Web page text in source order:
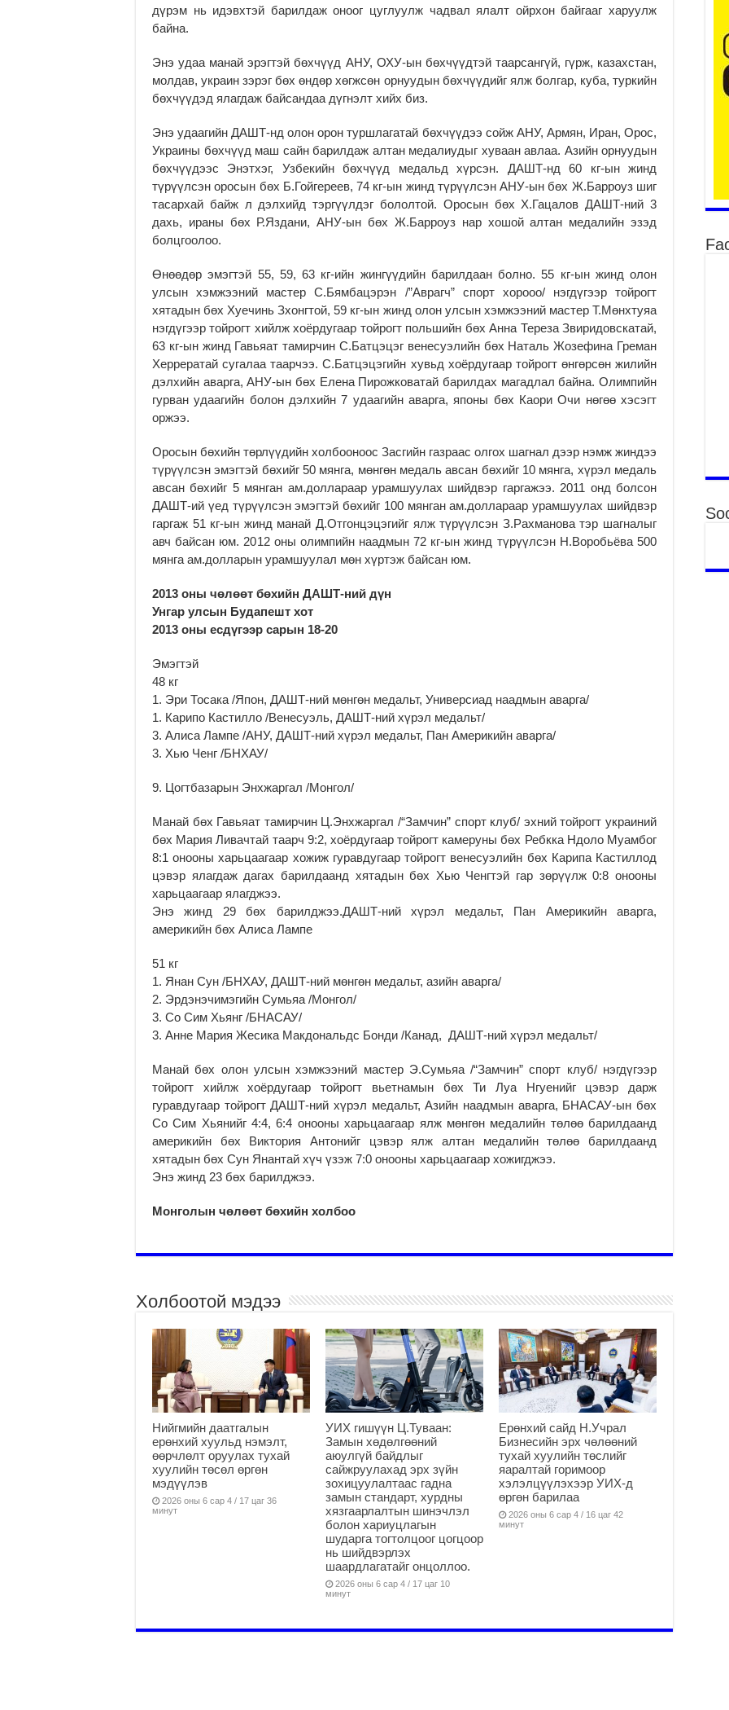
дүрэм нь идэвхтэй барилдаж оноог цуглуулж чадвал ялалт ойрхон байгааг харуулж
байна.
Энэ удаа манай эрэгтэй бөхчүүд АНУ, ОХУ-ын бөхчүүдтэй таарсангүй, гүрж, казахстан,
молдав, украин зэрэг бөх өндөр хөгжсөн орнуудын бөхчүүдийг ялж болгар, куба, туркийн
бөхчүүдэд ялагдаж байсандаа дүгнэлт хийх биз.
Энэ удаагийн ДАШТ-нд олон орон туршлагатай бөхчүүдээ сойж АНУ, Армян, Иран, Орос,
Украины бөхчүүд маш сайн барилдаж алтан медалиудыг хуваан авлаа. Азийн орнуудын
бөхчүүдээс Энэтхэг, Узбекийн бөхчүүд медальд хүрсэн. ДАШТ-нд 60 кг-ын жинд
түрүүлсэн оросын бөх Б.Гойгереев, 74 кг-ын жинд түрүүлсэн АНУ-ын бөх Ж.Барроуз шиг
тасархай байж л дэлхийд тэргүүлдэг бололтой. Оросын бөх Х.Гацалов ДАШТ-ний 3
дахь, ираны бөх Р.Яздани, АНУ-ын бөх Ж.Барроуз нар хошой алтан медалийн эзэд
болцгоолоо.
Өнөөдөр эмэгтэй 55, 59, 63 кг-ийн жингүүдийн барилдаан болно. 55 кг-ын жинд олон
улсын хэмжээний мастер С.Бямбацэрэн /”Аврагч” спорт хорооо/ нэгдүгээр тойрогт
хятадын бөх Хуечинь Зхонгтой, 59 кг-ын жинд олон улсын хэмжээний мастер Т.Мөнхтуяа
нэгдүгээр тойрогт хийлж хоёрдугаар тойрогт польшийн бөх Анна Тереза Звиридовскатай,
63 кг-ын жинд Гавьяат тамирчин С.Батцэцэг венесуэлийн бөх Наталь Жозефина Греман
Херрератай сугалаа таарчээ. С.Батцэцэгийн хувьд хоёрдугаар тойрогт өнгөрсөн жилийн
дэлхийн аварга, АНУ-ын бөх Елена Пирожковатай барилдах магадлал байна. Олимпийн
гурван удаагийн болон дэлхийн 7 удаагийн аварга, японы бөх Каори Очи нөгөө хэсэгт
оржээ.
Оросын бөхийн төрлүүдийн холбооноос Засгийн газраас олгох шагнал дээр нэмж жиндээ
түрүүлсэн эмэгтэй бөхийг 50 мянга, мөнгөн медаль авсан бөхийг 10 мянга, хүрэл медаль
авсан бөхийг 5 мянган ам.доллараар урамшуулах шийдвэр гаргажээ. 2011 онд болсон
ДАШТ-ий үед түрүүлсэн эмэгтэй бөхийг 100 мянган ам.доллараар урамшуулах шийдвэр
гаргаж 51 кг-ын жинд манай Д.Отгонцэцэгийг ялж түрүүлсэн З.Рахманова тэр шагналыг
авч байсан юм. 2012 оны олимпийн наадмын 72 кг-ын жинд түрүүлсэн Н.Воробьёва 500
мянга ам.долларын урамшуулал мөн хүртэж байсан юм.
2013 оны чөлөөт бөхийн ДАШТ-ний дүн
Унгар улсын Будапешт хот
2013 оны есдүгээр сарын 18-20
Эмэгтэй
48 кг
1. Эри Тосака /Япон, ДАШТ-ний мөнгөн медальт, Универсиад наадмын аварга/
1. Карипо Кастилло /Венесуэль, ДАШТ-ний хүрэл медальт/
3. Алиса Лампе /АНУ, ДАШТ-ний хүрэл медальт, Пан Америкийн аварга/
3. Хью Ченг /БНХАУ/
9. Цогтбазарын Энхжаргал /Монгол/
Манай бөх Гавьяат тамирчин Ц.Энхжаргал /“Замчин” спорт клуб/ эхний тойрогт украиний
бөх Мария Ливачтай таарч 9:2, хоёрдугаар тойрогт камеруны бөх Ребкка Ндоло Муамбог
8:1 онооны харьцаагаар хожиж гуравдугаар тойрогт венесуэлийн бөх Карипа Кастиллод
цэвэр ялагдаж дагах барилдаанд хятадын бөх Хью Ченгтэй гар зөрүүлж 0:8 онооны
харьцаагаар ялагджээ.
Энэ жинд 29 бөх барилджээ.ДАШТ-ний хүрэл медальт, Пан Америкийн аварга,
америкийн бөх Алиса Лампе
51 кг
1. Янан Сун /БНХАУ, ДАШТ-ний мөнгөн медальт, азийн аварга/
2. Эрдэнэчимэгийн Сумьяа /Монгол/
3. Со Сим Хьянг /БНАСАУ/
3. Анне Мария Жесика Макдональдс Бонди /Канад, ДАШТ-ний хүрэл медальт/
Манай бөх олон улсын хэмжээний мастер Э.Сумьяа /“Замчин” спорт клуб/ нэгдүгээр
тойрогт хийлж хоёрдугаар тойрогт вьетнамын бөх Ти Луа Нгуенийг цэвэр дарж
гуравдугаар тойрогт ДАШТ-ний хүрэл медальт, Азийн наадмын аварга, БНАСАУ-ын бөх
Со Сим Хьянийг 4:4, 6:4 онооны харьцаагаар ялж мөнгөн медалийн төлөө барилдаанд
америкийн бөх Виктория Антонийг цэвэр ялж алтан медалийн төлөө барилдаанд
хятадын бөх Сун Янантай хүч үзэж 7:0 онооны харьцаагаар хожигджээ.
Энэ жинд 23 бөх барилджээ.
Монголын чөлөөт бөхийн холбоо
Холбоотой мэдээ
Нийгмийн даатгалын
ерөнхий хуульд нэмэлт,
өөрчлөлт оруулах тухай
хуулийн төсөл өргөн
мэдүүлэв
2026 оны 6 сар 4 / 17 цаг 36
минут
УИХ гишүүн Ц.Туваан:
Замын хөдөлгөөний
аюулгүй байдлыг
сайжруулахад эрх зүйн
зохицуулалтаас гадна
замын стандарт, хурдны
хязгаарлалтын шинэчлэл
болон хариуцлагын
шударга тогтолцоог цогцоор
нь шийдвэрлэх
шаардлагатайг онцоллоо.
2026 оны 6 сар 4 / 17 цаг 10
минут
Ерөнхий сайд Н.Учрал
Бизнесийн эрх чөлөөний
тухай хуулийн төслийг
яаралтай горимоор
хэлэлцүүлэхээр УИХ-д
өргөн барилаа
2026 оны 6 сар 4 / 16 цаг 42
минут